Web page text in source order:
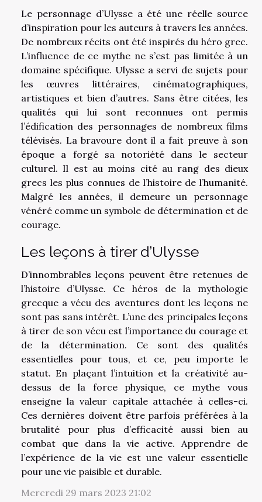
Le personnage d’Ulysse a été une réelle source
d’inspiration pour les auteurs à travers les années.
De nombreux récits ont été inspirés du héro grec.
L’influence de ce mythe ne s’est pas limitée à un
domaine spécifique. Ulysse a servi de sujets pour
les œuvres littéraires, cinématographiques,
artistiques et bien d’autres. Sans être citées, les
qualités qui lui sont reconnues ont permis
l’édification des personnages de nombreux films
télévisés. La bravoure dont il a fait preuve à son
époque a forgé sa notoriété dans le secteur
culturel. Il est au moins cité au rang des dieux
grecs les plus connues de l’histoire de l’humanité.
Malgré les années, il demeure un personnage
vénéré comme un symbole de détermination et de
courage.
Les leçons à tirer d’Ulysse
D’innombrables leçons peuvent être retenues de
l’histoire d’Ulysse. Ce héros de la mythologie
grecque a vécu des aventures dont les leçons ne
sont pas sans intérêt. L’une des principales leçons
à tirer de son vécu est l’importance du courage et
de la détermination. Ce sont des qualités
essentielles pour tous, et ce, peu importe le
statut. En plaçant l’intuition et la créativité au-
dessus de la force physique, ce mythe vous
enseigne la valeur capitale attachée à celles-ci.
Ces dernières doivent être parfois préférées à la
brutalité pour plus d’efficacité aussi bien au
combat que dans la vie active. Apprendre de
l’expérience de la vie est une valeur essentielle
pour une vie paisible et durable.
Mercredi 29 mars 2023 21:02